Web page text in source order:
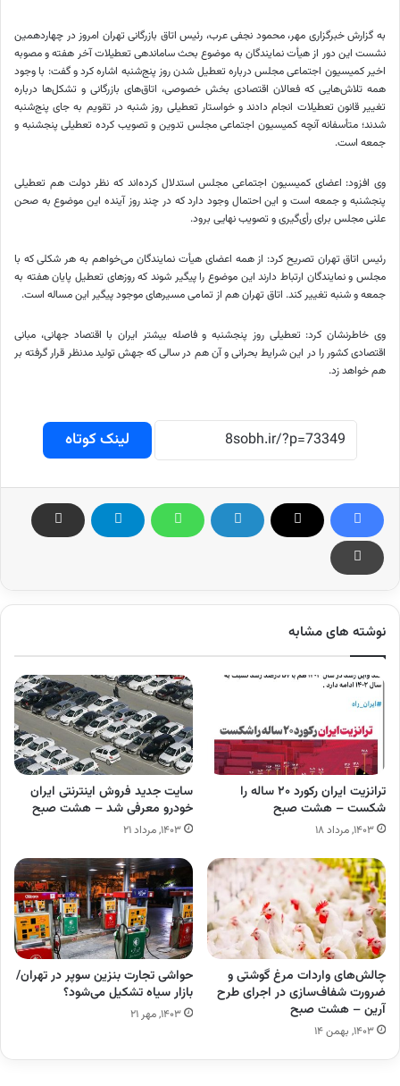
به گزارش خبرگزاری مهر، محمود نجفی عرب، رئیس اتاق بازرگانی تهران امروز در چهاردهمین
نشست این دور از هیأت نمایندگان به موضوع بحث ساماندهی تعطیلات آخر هفته و مصوبه
اخیر کمیسیون اجتماعی مجلس درباره تعطیل شدن روز پنج‌شنبه اشاره کرد و گفت: با وجود
همه تلاش‌هایی که فعالان اقتصادی بخش خصوصی، اتاق‌های بازرگانی و تشکل‌ها درباره
تغییر قانون تعطیلات انجام دادند و خواستار تعطیلی روز شنبه در تقویم به جای پنج‌شنبه
شدند؛ متأسفانه آنچه کمیسیون اجتماعی مجلس تدوین و تصویب کرده تعطیلی پنجشنبه و
جمعه است.
وی افزود: اعضای کمیسیون اجتماعی مجلس استدلال کرده‌اند که نظر دولت هم تعطیلی
پنجشنبه و جمعه است و این احتمال وجود دارد که در چند روز آینده این موضوع به صحن
علنی مجلس برای رأی‌گیری و تصویب نهایی برود.
رئیس اتاق تهران تصریح کرد: از همه اعضای هیأت نمایندگان می‌خواهم به هر شکلی که با
مجلس و نمایندگان ارتباط دارند این موضوع را پیگیر شوند که روزهای تعطیل پایان هفته به
جمعه و شنبه تغییر کند. اتاق تهران هم از تمامی مسیرهای موجود پیگیر این مساله است.
وی خاطرنشان کرد: تعطیلی روز پنجشنبه و فاصله بیشتر ایران با اقتصاد جهانی، مبانی
اقتصادی کشور را در این شرایط بحرانی و آن هم در سالی که جهش تولید مدنظر قرار گرفته بر
هم خواهد زد.
لینک کوتاه
نوشته های مشابه
ترانزیت ایران رکورد ۲۰ ساله را
شکست – هشت صبح
۱۴۰۳, مرداد ۱۸
سایت جدید فروش اینترنتی ایران
خودرو معرفی شد – هشت صبح
۱۴۰۳, مرداد ۲۱
چالش‌های واردات مرغ گوشتی و
ضرورت شفاف‌سازی در اجرای طرح
آرین – هشت صبح
۱۴۰۳, بهمن ۱۴
حواشی تجارت بنزین سوپر در تهران/
بازار سیاه تشکیل می‌شود؟
۱۴۰۳, مهر ۲۱